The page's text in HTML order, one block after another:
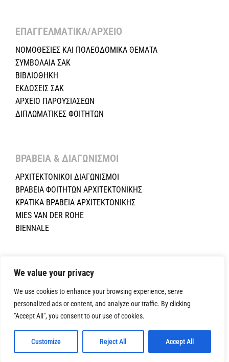
We value your privacy
We use cookies to enhance your browsing experience, serve
personalized ads or content, and analyze our traffic. By clicking
"Accept All", you consent to our use of cookies.
Customize Reject All Accept All
ΕΠΑΓΓΕΛΜΑΤΙΚΑ/ΑΡΧΕΙΟ ​
ΝΟΜΟΘΕΣΙΕΣ KAI ΠΟΛΕΟΔΟΜΙΚΑ ΘΕΜΑΤΑ
ΣΥΜΒΟΛΑΙΑ ΣΑΚ
ΒΙΒΛΙΟΘΗΚΗ
ΕΚΔΟΣΕΙΣ ΣΑΚ
ΑΡΧΕΙΟ ΠΑΡΟΥΣΙΑΣΕΩΝ
ΔΙΠΛΩΜΑΤΙΚΕΣ ΦΟΙΤΗΤΩΝ
ΒΡΑΒΕΙΑ & ΔΙΑΓΩΝΙΣΜΟΙ ​
ΑΡΧΙΤΕΚΤΟΝΙΚΟΙ ΔΙΑΓΩΝΙΣΜΟΙ
ΒΡΑΒΕΙΑ ΦΟΙΤΗΤΩΝ ΑΡΧΙΤΕΚΤΟΝΙΚΗΣ
ΚΡΑΤΙΚΑ ΒΡΑΒΕΙΑ ΑΡΧΙΤΕΚΤΟΝΙΚΗΣ
MIES VAN DER ROHE
BIENNALE
Reserved. Powered byNETinfo Plc